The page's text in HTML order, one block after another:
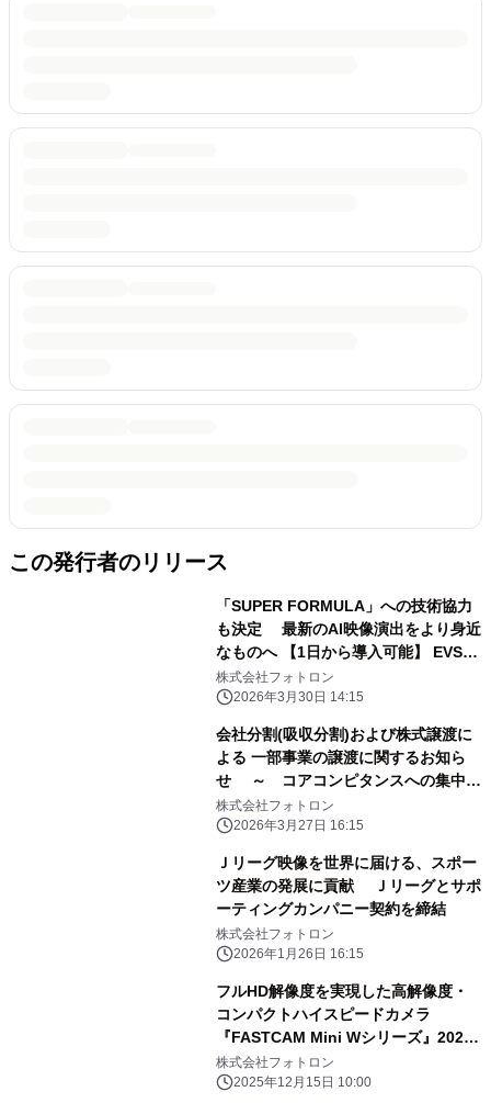
この発行者のリリース
「SUPER FORMULA」への技術協力
も決定 最新のAI映像演出をより身近
なものへ 【1日から導入可能】 EVS製
生成AIスローモーション・エフェクト
ツール 『XtraMotion』待望の1DAYス
ポットレンタルを開始！
株式会社フォトロン
2026年3月30日 14:15
会社分割(吸収分割)および株式譲渡に
よる 一部事業の譲渡に関するお知ら
せ ～ コアコンピタンスへの集中を
強化 ～
株式会社フォトロン
2026年3月27日 16:15
Ｊリーグ映像を世界に届ける、スポー
ツ産業の発展に貢献 Ｊリーグとサポ
ーティングカンパニー契約を締結
株式会社フォトロン
2026年1月26日 16:15
フルHD解像度を実現した高解像度・
コンパクトハイスピードカメラ
『FASTCAM Mini Wシリーズ』2025
年12月15日新発売
株式会社フォトロン
2025年12月15日 10:00